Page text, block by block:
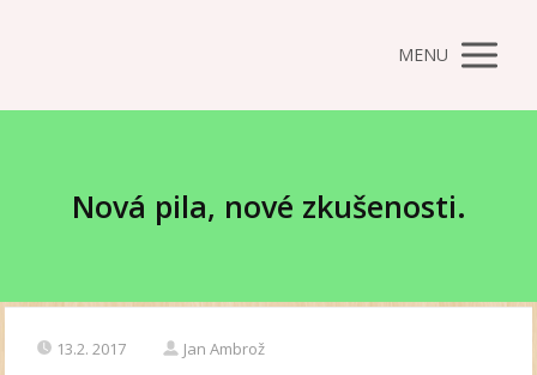
MENU
Nová pila, nové zkušenosti.
13.2. 2017 Jan Ambrož